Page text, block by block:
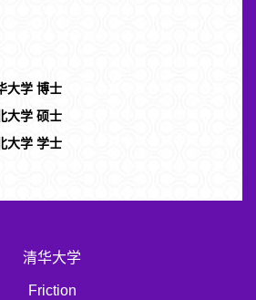
大学 博士
大学 硕士
大学 学士
清华大学
Friction